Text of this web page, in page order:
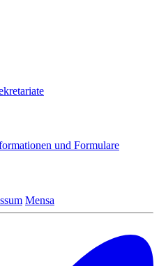
und Formulare
Mensa